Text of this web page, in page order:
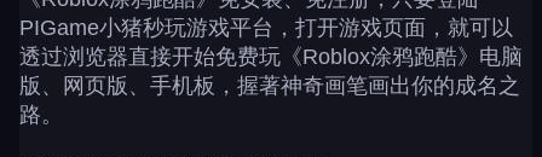
PIGame小猪秒玩游戏平台，打开游戏页面，就可以
透过浏览器直接开始免费玩《Roblox涂鸦跑酷》电脑
版、网页版、手机板，握著神奇画笔画出你的成名之
路。